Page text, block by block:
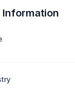
Information